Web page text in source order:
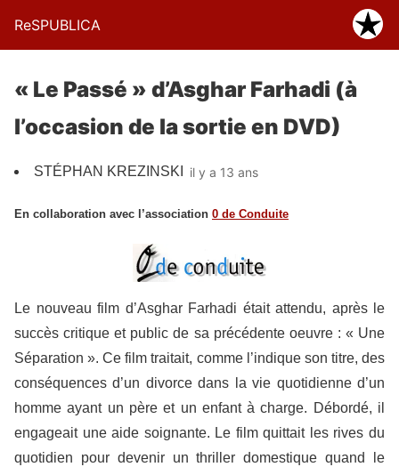
ReSPUBLICA
« Le Passé » d’Asghar Farhadi (à
l’occasion de la sortie en DVD)
STÉPHAN KREZINSKI il y a 13 ans
En collaboration avec l’association 0 de Conduite
Le nouveau film d’Asghar Farhadi était attendu, après le
succès critique et public de sa précédente oeuvre : « Une
Séparation ». Ce film traitait, comme l’indique son titre, des
conséquences d’un divorce dans la vie quotidienne d’un
homme ayant un père et un enfant à charge. Débordé, il
engageait une aide soignante. Le film quittait les rives du
quotidien pour devenir un thriller domestique quand le